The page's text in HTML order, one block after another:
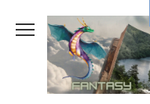
содержанию